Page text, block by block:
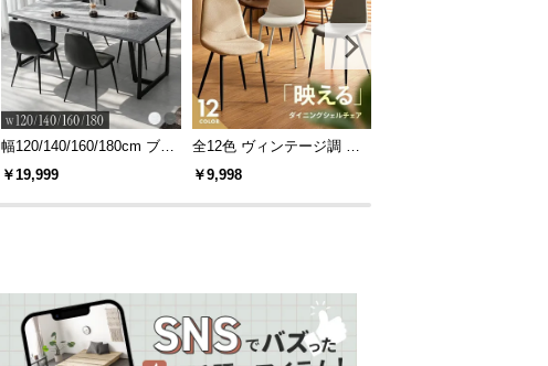
幅120/140/160/180cm ブラ
ックフレーム ダイニング
￥19,999
全12色 ヴィンテージ調 デ
ザイナーズシェルチェア
￥9,998